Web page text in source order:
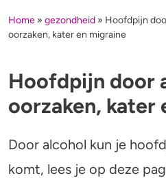
Menu
Effecten en risico’s
Bezorgd om iemand
Test je kennis
Home » gezondheid » Hoofdpijn
oorzaken, kater en migraine
Hoofdpijn door
oorzaken, kater
Door alcohol kun je
komt, lees je op deze